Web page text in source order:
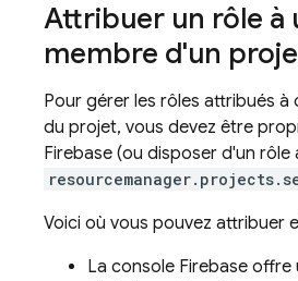
Attribuer un rôle à
membre d'un
Pour gérer les rôles attribués à
du projet, vous devez être
Firebase (ou disposer d'un
Voici où vous pouvez attribuer
La console Firebase offre